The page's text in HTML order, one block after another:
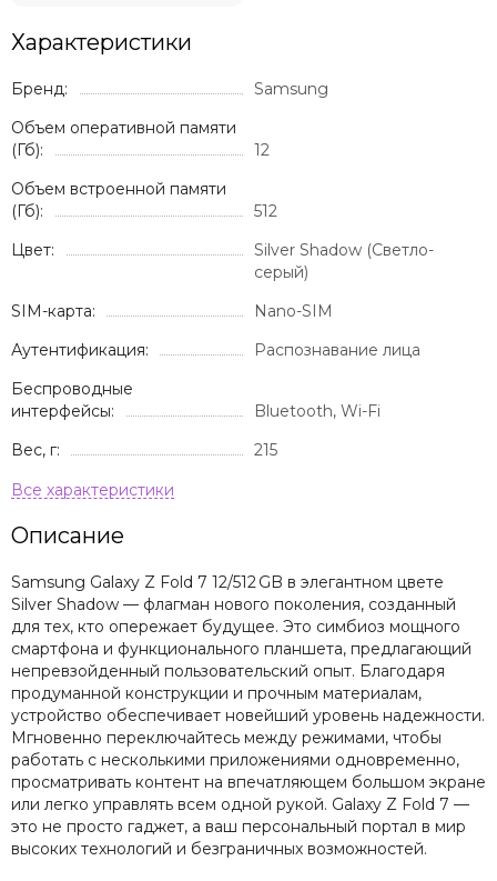
Характеристики
Бренд:
Samsung
Объем оперативной памяти
(Гб):
12
Объем встроенной памяти
(Гб):
512
Цвет:
Silver Shadow (Светло-
серый)
SIM-карта:
Nano-SIM
Аутентификация:
Распознавание лица
Беспроводные
интерфейсы:
Bluetooth, Wi-Fi
Вес, г:
215
Описание
Samsung Galaxy Z Fold 7 12/512 GB в элегантном цвете
Silver Shadow — флагман нового поколения, созданный
для тех, кто опережает будущее. Это симбиоз мощного
смартфона и функционального планшета, предлагающий
непревзойденный пользовательский опыт. Благодаря
продуманной конструкции и прочным материалам,
устройство обеспечивает новейший уровень надежности.
Мгновенно переключайтесь между режимами, чтобы
работать с несколькими приложениями одновременно,
просматривать контент на впечатляющем большом экране
или легко управлять всем одной рукой. Galaxy Z Fold 7 —
это не просто гаджет, а ваш персональный портал в мир
высоких технологий и безграничных возможностей.